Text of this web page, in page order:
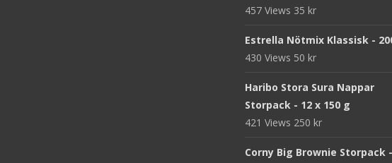
457 Views 35 kr
Estrella Nötmix Klassisk -
430 Views 50 kr
Haribo Stora Sura Nappar
Storpack - 12 x 150 g
421 Views 250 kr
Corny Big Brownie Storpack